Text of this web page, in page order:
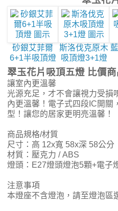
砂銀艾菲爾
6+1半吸頂燈
斯洛伐克原木
吸頂燈3+1燈
翠玉花片吸頂五燈 比價
讓室內更溫馨
光源充足，才不會讓視力受損
內更溫馨！電子式四段IC開關
型！讓您的居家更明亮溫馨！
商品規格/材質
尺寸：高 12x寬 58x深 58公分
材質：壓克力 / ABS
燈頭：E27燈頭燈泡5顆+電子
注意事項
本燈座不含燈泡，請至燈泡區